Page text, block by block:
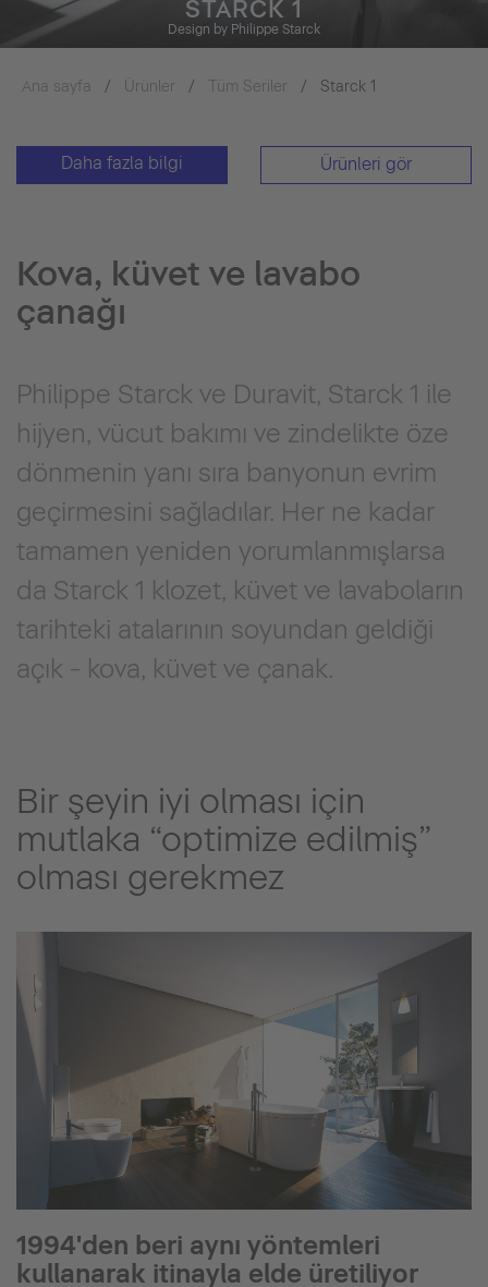
STARCK 1
Design by Philippe Starck
Ana sayfa Ürünler Tüm Seriler Starck 1
Daha fazla bilgi Ürünleri gör
Kova, küvet ve lavabo
çanağı
Philippe Starck ve Duravit, Starck 1 ile
hijyen, vücut bakımı ve zindelikte öze
dönmenin yanı sıra banyonun evrim
geçirmesini sağladılar. Her ne kadar
tamamen yeniden yorumlanmışlarsa
da Starck 1 klozet, küvet ve lavaboların
tarihteki atalarının soyundan geldiği
açık - kova, küvet ve çanak.
Bir şeyin iyi olması için
mutlaka “optimize edilmiş”
olması gerekmez
1994'den beri aynı yöntemleri
kullanarak itinayla elde üretiliyor